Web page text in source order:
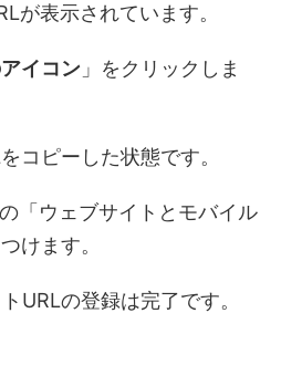
が表示されています。
イコン 」をクリックしま
コピーした状態です。
「ウェブサイトとモバイル
けます。
URLの登録は完了です。